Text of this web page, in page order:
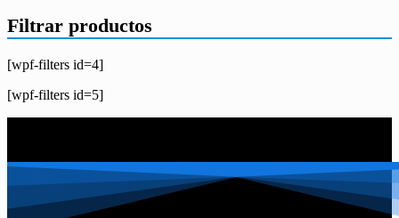
Filtrar productos
[wpf-filters id=4]
[wpf-filters id=5]